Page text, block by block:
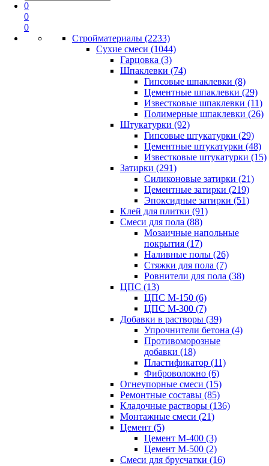
0
0
0
Стройматериалы (2233)
Сухие смеси (1044)
Гарцовка (3)
Шпаклевки (74)
Гипсовые шпаклевки (8)
Цементные шпаклевки (29)
Известковые шпаклевки (11)
Полимерные шпаклевки (26)
Штукатурки (92)
Гипсовые штукатурки (29)
Цементные штукатурки (48)
Известковые штукатурки (15)
Затирки (291)
Силиконовые затирки (21)
Цементные затирки (219)
Эпоксидные затирки (51)
Клей для плитки (91)
Смеси для пола (88)
Мозаичные напольные
покрытия (17)
Наливные полы (26)
Стяжки для пола (7)
Ровнители для пола (38)
ЦПС (13)
ЦПС М-150 (6)
ЦПС М-300 (7)
Добавки в растворы (39)
Упрочнители бетона (4)
Противоморозные
добавки (18)
Пластификатор (11)
Фиброволокно (6)
Огнеупорные смеси (15)
Ремонтные составы (85)
Кладочные растворы (136)
Монтажные смеси (21)
Цемент (5)
Цемент М-400 (3)
Цемент М-500 (2)
Смеси для брусчатки (16)